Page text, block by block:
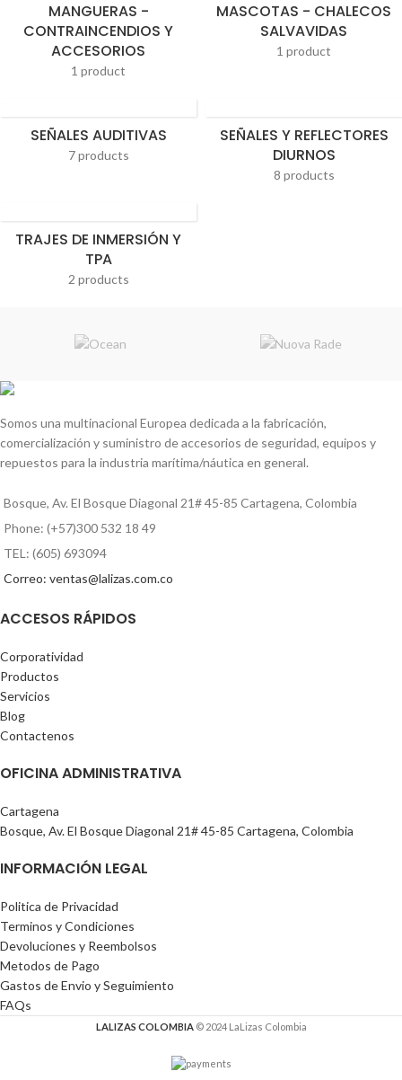
MANGUERAS -
CONTRAINCENDIOS Y
ACCESORIOS
1 product
MASCOTAS - CHALECOS
SALVAVIDAS
1 product
SEÑALES AUDITIVAS
7 products
SEÑALES Y REFLECTORES
DIURNOS
8 products
TRAJES DE INMERSIÓN Y
TPA
2 products
Somos una multinacional Europea dedicada a la fabricación,
comercialización y suministro de accesorios de seguridad, equipos y
repuestos para la industria marítima/náutica en general.
Bosque, Av. El Bosque Diagonal 21# 45-85 Cartagena, Colombia
Phone: (+57)300 532 18 49
TEL: (605) 693094
Correo: ventas@lalizas.com.co
ACCESOS RÁPIDOS
Corporatividad
Productos
Servicios
Blog
Contactenos
OFICINA ADMINISTRATIVA
Cartagena
Bosque, Av. El Bosque Diagonal 21# 45-85 Cartagena, Colombia
INFORMACIÓN LEGAL
Politica de Privacidad
Terminos y Condiciones
Devoluciones y Reembolsos
Metodos de Pago
Gastos de Envio y Seguimiento
FAQs
LALIZAS COLOMBIA © 2024 LaLizas Colombia